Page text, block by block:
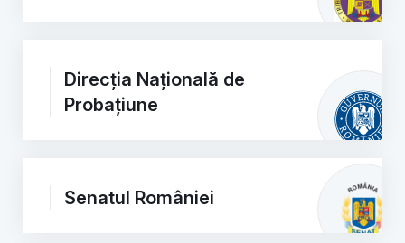
Direcția Națională de
Probațiune
Senatul României